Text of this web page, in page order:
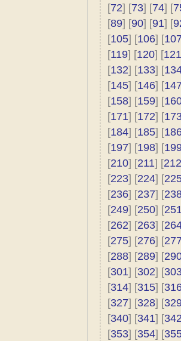
[72] [73] [74] [
[89] [90] [91] [
[105] [106] [
[119] [120] [121
[132] [133] [
[145] [146] [
[158] [159] [
[171] [172] [
[184] [185] [
[197] [198] [
[210] [211] [212
[223] [224] [
[236] [237] [
[249] [250] [
[262] [263] [
[275] [276] [
[288] [289] [
[301] [302] [
[314] [315] [
[327] [328] [
[340] [341] [
[353] [354] [